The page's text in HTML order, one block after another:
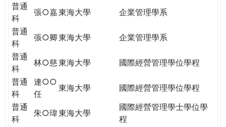
普通
科
張○嘉東海大學
企業管理學系
普通
科
張○卿東海大學
企業管理學系
普通
科
林○慈東海大學
國際經營管理學位學程
普通
科
連○○
任
東海大學
國際經營管理學位學程
普通
科
朱○瑋東海大學
國際經營管理學士學位學
程